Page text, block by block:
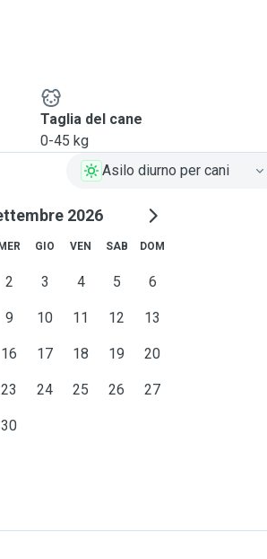
Taglia del cane
0-45 kg
Asilo diurno per cani
2026
MER GIO VEN SAB DOM
2 3 4 5 6
9 10 11 12 13
16 17 18 19 20
23 24 25 26 27
30